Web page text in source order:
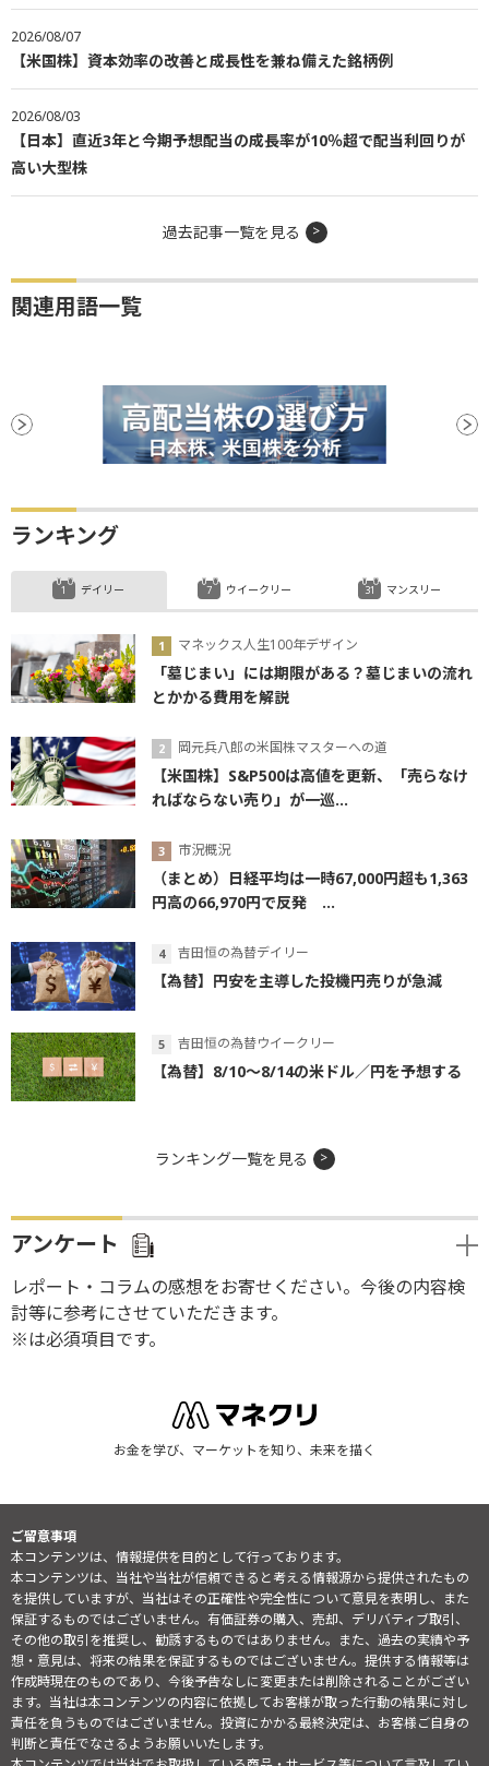
2026/08/07
【米国株】資本効率の改善と成長性を兼ね備えた銘柄例
2026/08/03
【日本】直近3年と今期予想配当の成長率が10％超で配当利回りが
高い大型株
過去記事一覧を見る
関連用語一覧
ランキング
デイリー
マネックス人生100年デザイン
「墓じまい」には期限がある？墓じまいの流れ
とかかる費用を解説
岡元兵八郎の米国株マスターへの道
【米国株】S&P500は高値を更新、「売らなけ
ればならない売り」が一巡...
市況概況
（まとめ）日経平均は一時67,000円超も1,363
円高の66,970円で反発 ...
吉田恒の為替デイリー
【為替】円安を主導した投機円売りが急減
吉田恒の為替ウイークリー
【為替】8/10～8/14の米ドル／円を予想する
ウイークリー マンスリー
ランキング一覧を見る
アンケート
レポート・コラムの感想をお寄せください。今後の内容検
討等に参考にさせていただきます。
※は必須項目です。
お金を学び、マーケットを知り、未来を描く
ご留意事項
本コンテンツは、情報提供を目的として行っております。
本コンテンツは、当社や当社が信頼できると考える情報源から提供されたもの
を提供していますが、当社はその正確性や完全性について意見を表明し、また
保証するものではございません。有価証券の購入、売却、デリバティブ取引、
その他の取引を推奨し、勧誘するものではありません。また、過去の実績や予
想・意見は、将来の結果を保証するものではございません。提供する情報等は
作成時現在のものであり、今後予告なしに変更または削除されることがござい
ます。当社は本コンテンツの内容に依拠してお客様が取った行動の結果に対し
責任を負うものではございません。投資にかかる最終決定は、お客様ご自身の
判断と責任でなさるようお願いいたします。